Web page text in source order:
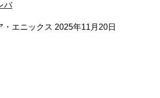
バ
・エニックス 2025年11月20日